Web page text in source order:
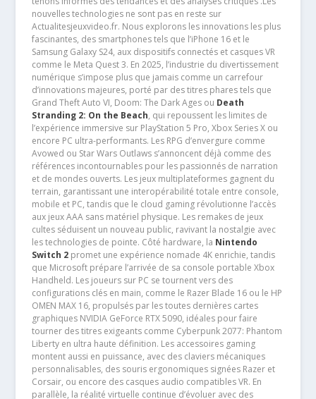
nouvelles technologies ne sont pas en reste sur
Actualitesjeuxvideo.fr. Nous explorons les innovations les plus
fascinantes, des smartphones tels que l’iPhone 16 et le
Samsung Galaxy S24, aux dispositifs connectés et casques VR
comme le Meta Quest 3. En 2025, l’industrie du divertissement
numérique s’impose plus que jamais comme un carrefour
d’innovations majeures, porté par des titres phares tels que
Grand Theft Auto VI, Doom: The Dark Ages ou Death
Stranding 2: On the Beach, qui repoussent les limites de
l’expérience immersive sur PlayStation 5 Pro, Xbox Series X ou
encore PC ultra-performants. Les RPG d’envergure comme
Avowed ou Star Wars Outlaws s’annoncent déjà comme des
références incontournables pour les passionnés de narration
et de mondes ouverts. Les jeux multiplateformes gagnent du
terrain, garantissant une interopérabilité totale entre console,
mobile et PC, tandis que le cloud gaming révolutionne l’accès
aux jeux AAA sans matériel physique. Les remakes de jeux
cultes séduisent un nouveau public, ravivant la nostalgie avec
les technologies de pointe. Côté hardware, la Nintendo
Switch 2promet une expérience nomade 4K enrichie, tandis
que Microsoft prépare l’arrivée de sa console portable Xbox
Handheld. Les joueurs sur PC se tournent vers des
configurations clés en main, comme le Razer Blade 16 ou le HP
OMEN MAX 16, propulsés par les toutes dernières cartes
graphiques NVIDIA GeForce RTX 5090, idéales pour faire
tourner des titres exigeants comme Cyberpunk 2077: Phantom
Liberty en ultra haute définition. Les accessoires gaming
montent aussi en puissance, avec des claviers mécaniques
personnalisables, des souris ergonomiques signées Razer et
Corsair, ou encore des casques audio compatibles VR. En
parallèle, la réalité virtuelle continue d’évoluer avec des